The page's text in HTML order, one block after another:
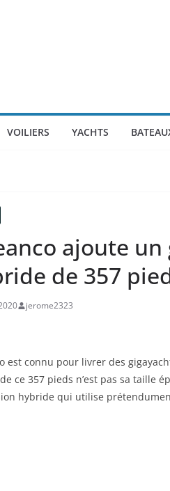
VOILIERS YACHTS
ajoute
de 357
jerome2323
est connu pour livrer des
ce 357 pieds n’est pas sa taille
hybride qui utilise